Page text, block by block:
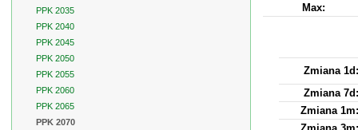
Max:
Zmiana 1d:
Zmiana 7d:
Zmiana 1m:
PPK 2035
PPK 2040
PPK 2045
PPK 2050
PPK 2055
PPK 2060
PPK 2065
PPK 2070